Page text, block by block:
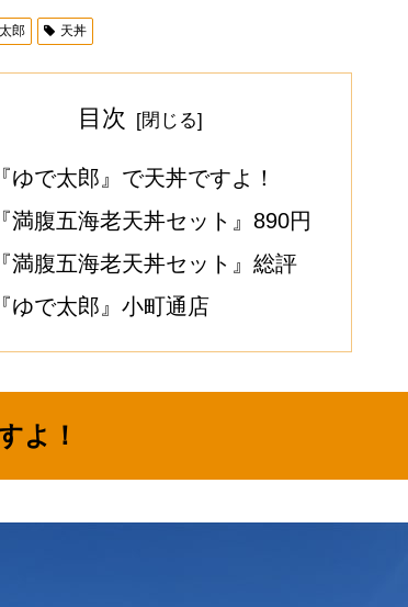
郎 天丼
目次
『ゆで太郎』で天丼ですよ！
『満腹五海老天丼セット』890円
『満腹五海老天丼セット』総評
『ゆで太郎』小町通店
よ！